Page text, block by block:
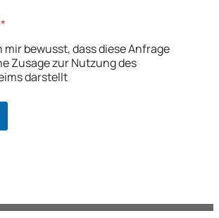
*
mir bewusst, dass diese Anfrage
Zusage zur Nutzung des
darstellt